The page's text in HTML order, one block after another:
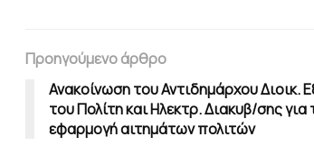
Προηγούμενο άρθρο
Ανακοίνωση του Αντιδημάρχου Διοικ.
του Πολίτη και Ηλεκτρ. Διακυβ/σης για
εφαρμογή αιτημάτων πολιτών